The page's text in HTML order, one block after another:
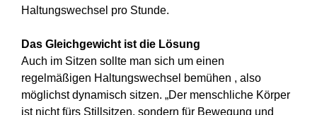
Haltungswechsel pro Stunde.
Das Gleichgewicht ist die Lösung
Auch im Sitzen sollte man sich um einen
regelmäßigen Haltungswechsel bemühen , also
möglichst dynamisch sitzen. „Der menschliche Körper
ist nicht fürs Stillsitzen, sondern für Bewegung und